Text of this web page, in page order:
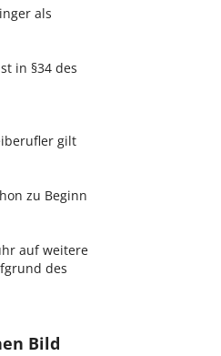
als
in §34 des
gilt
zu Beginn
auf weitere
des
Bild